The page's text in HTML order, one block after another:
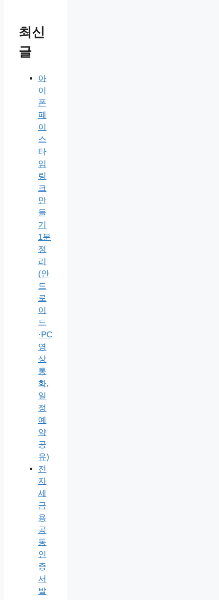
최신
글
아
이
폰
페
이
스
타
임
링
크
만
들
기
1분
정
리
(안
드
로
이
드
·PC
영
상
통
화,
일
정
예
약
공
유)
전
자
세
금
용
공
동
인
증
서
발